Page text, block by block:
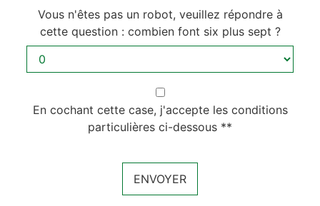
Vous n'êtes pas un robot, veuillez répondre à
cette question : combien font six plus sept ?
En cochant cette case, j'accepte les conditions
particulières ci-dessous **
ENVOYER